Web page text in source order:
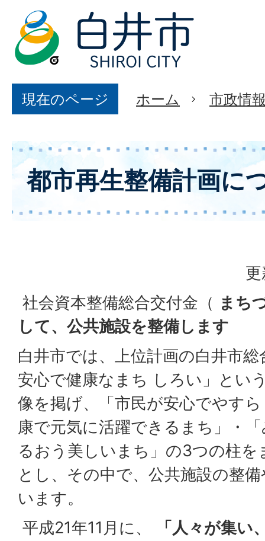
現在のページ ホーム 市政情
都市再生整備計画に
社会資本整備総合交付金（ まち
して、公共施設を整備します
白井市では、上位計画の白井市
安心で健康なまち しろい」とい
像を掲げ、「市民が安心でやす
康で元気に活躍できるまち」・
るおう美しいまち」の3つの柱
とし、その中で、公共施設の整
います。
平成21年11月に、
「人々が集い